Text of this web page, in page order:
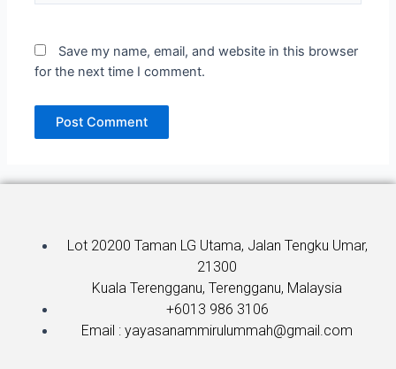
Save my name, email, and website in this browser
for the next time I comment.
Lot 20200 Taman LG Utama, Jalan Tengku Umar,
21300
Kuala Terengganu, Terengganu, Malaysia
+6013 986 3106
Email : yayasanammirulummah@gmail.com